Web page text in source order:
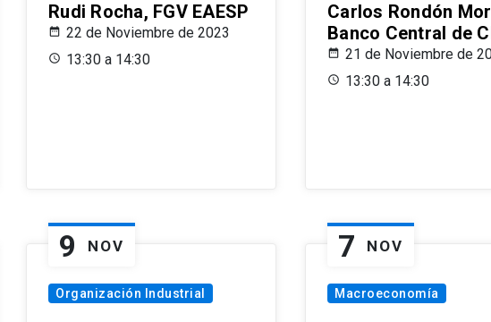
Rudi Rocha, FGV EAESP
22 de Noviembre de 2023
13:30 a 14:30
Carlos Rondón
Banco Central de
21 de Noviembre de
13:30 a 14:30
9 NOV
Organización Industrial
7 NOV
Macroeconomía